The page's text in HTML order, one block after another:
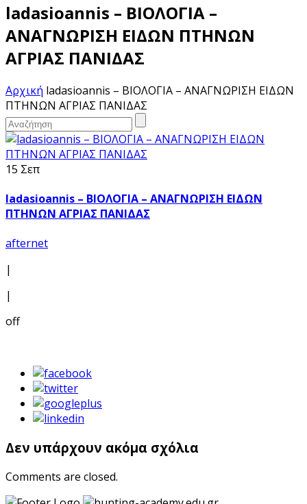
ladasioannis – ΒΙΟΛΟΓΙΑ –
ΑΝΑΓΝΩΡΙΣΗ ΕΙΔΩΝ ΠΤΗΝΩΝ
ΑΓΡΙΑΣ ΠΑΝΙΔΑΣ
Αρχική ladasioannis – ΒΙΟΛΟΓΙΑ – ΑΝΑΓΝΩΡΙΣΗ ΕΙΔΩΝ
ΠΤΗΝΩΝ ΑΓΡΙΑΣ ΠΑΝΙΔΑΣ
15 Σεπ
ladasioannis – ΒΙΟΛΟΓΙΑ – ΑΝΑΓΝΩΡΙΣΗ ΕΙΔΩΝ
ΠΤΗΝΩΝ ΑΓΡΙΑΣ ΠΑΝΙΔΑΣ
afternet
|
|
off
Δεν υπάρχουν ακόμα σχόλια
Comments are closed.